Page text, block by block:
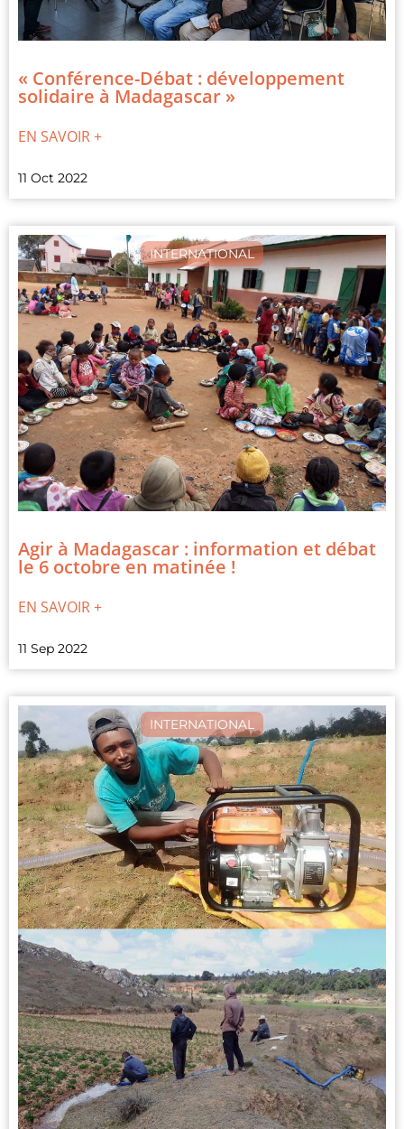
« Conférence-Débat : développement
solidaire à Madagascar »
EN SAVOIR +
11 Oct 2022
INTERNATIONAL
Agir à Madagascar : information et débat
le 6 octobre en matinée !
EN SAVOIR +
11 Sep 2022
INTERNATIONAL